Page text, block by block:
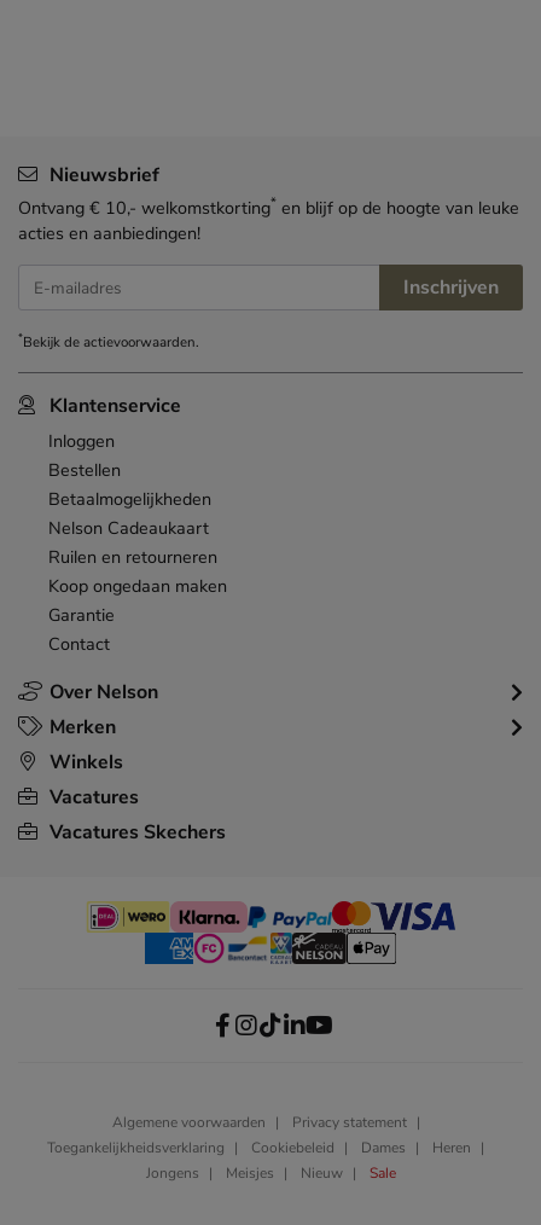
Over Nelson
Klantenservice
Inloggen
Bestellen
Betaalmogelijkheden
Nelson Cadeaukaart
Ruilen en retourneren
Koop ongedaan maken
Garantie
Contact
Merken
Winkels
Vacatures
Vacatures Skechers
Nieuwsbrief
Ontvang € 10,- welkomstkorting* en blijf op de hoogte van leuke
acties en aanbiedingen!
E-mailadres Inschrijven
*Bekijk deactievoorwaarden.
Algemene voorwaarden
Privacy statement
Toegankelijkheidsverklaring
Cookiebeleid Dames
Heren
Jongens
Meisjes Nieuw Sale